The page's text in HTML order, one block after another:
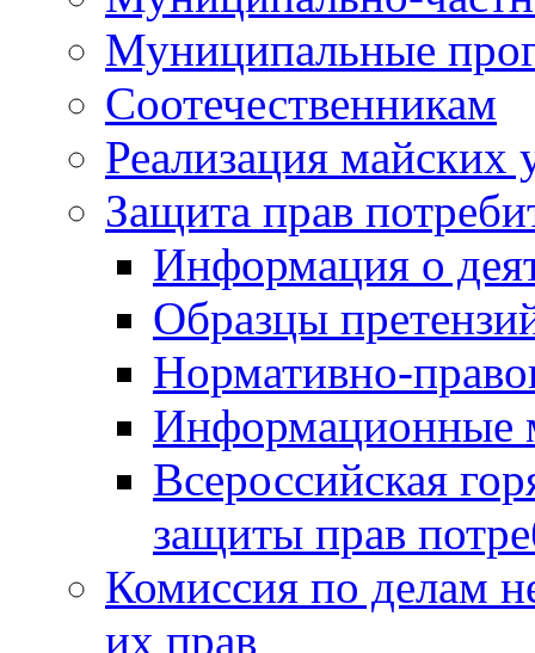
Муниципальные
Соотечественникам
Реализация майских
Защита прав
Информация о
Образцы
Нормативно-
Информационные
Всероссийская
защиты прав
Комиссия по делам
их прав